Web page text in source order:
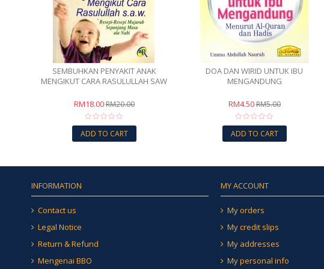
SEMBUHKAN PENYAKIT ANAK
MENGIKUT CARA RASULULLAH SAW
RM18.00RM20.00
ADD TO CART
DOA DAN WIRID UNTUK IBU
MENGANDUNG
RM4.50RM5.00
ADD TO CART
INFORMATION
Contact us
Legal Notice
Return & Refund
Mengenai BBO
MY ACCOUNT
My orders
My credit slips
My addresses
My personal info